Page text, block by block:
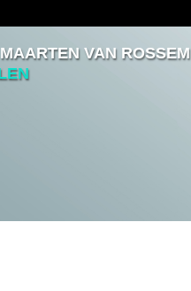
MAARTEN VAN ROSSEM